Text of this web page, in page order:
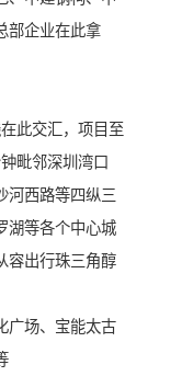
部企业在此拿
此交汇，项目至
毗邻深圳湾口
河西路等四纵三
湖等各个中心城
容出行珠三角醇
广场、宝能太古